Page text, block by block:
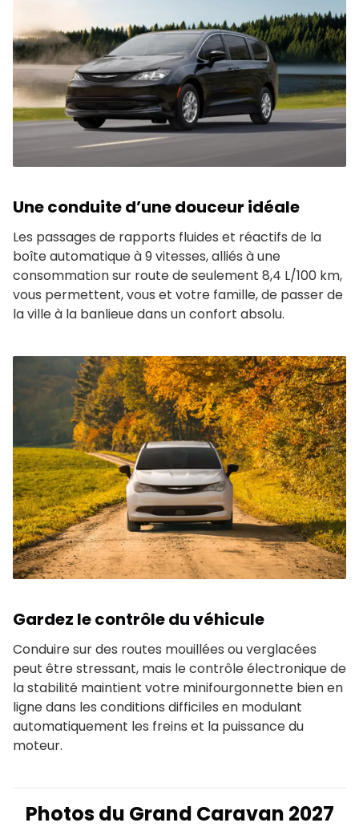
Une conduite d’une douceur idéale
Les passages de rapports fluides et réactifs de la
boîte automatique à 9 vitesses, alliés à une
consommation sur route de seulement 8,4 L/100 km,
vous permettent, vous et votre famille, de passer de
la ville à la banlieue dans un confort absolu.
Gardez le contrôle du véhicule
Conduire sur des routes mouillées ou verglacées
peut être stressant, mais le contrôle électronique de
la stabilité maintient votre minifourgonnette bien en
ligne dans les conditions difficiles en modulant
automatiquement les freins et la puissance du
moteur.
Photos du Grand Caravan 2027